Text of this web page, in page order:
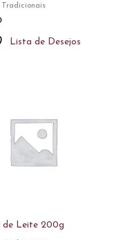
Tradicionais
Lista de Desejos
de Leite 200g